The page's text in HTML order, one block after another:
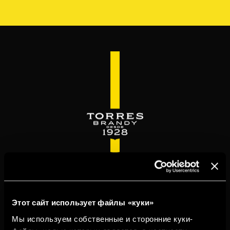
Этот сайт использует файлы «куки»
Мы используем собственные и сторонние куки-
WELCOME TO
TORRESBRANDY.COM